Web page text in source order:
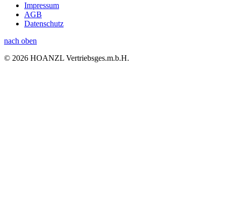
Impressum
AGB
Datenschutz
nach oben
© 2026 HOANZL Vertriebsges.m.b.H.